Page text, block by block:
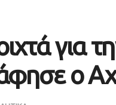
για
ο